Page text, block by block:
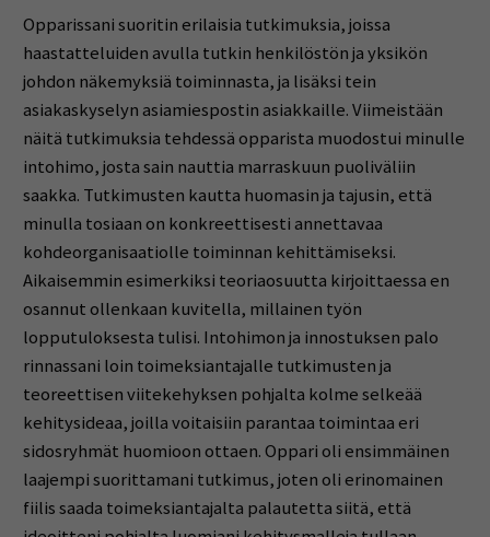
Opparissani suoritin erilaisia tutkimuksia, joissa
haastatteluiden avulla tutkin henkilöstön ja yksikön
johdon näkemyksiä toiminnasta, ja lisäksi tein
asiakaskyselyn asiamiespostin asiakkaille. Viimeistään
näitä tutkimuksia tehdessä opparista muodostui minulle
intohimo, josta sain nauttia marraskuun puoliväliin
saakka. Tutkimusten kautta huomasin ja tajusin, että
minulla tosiaan on konkreettisesti annettavaa
kohdeorganisaatiolle toiminnan kehittämiseksi.
Aikaisemmin esimerkiksi teoriaosuutta kirjoittaessa en
osannut ollenkaan kuvitella, millainen työn
lopputuloksesta tulisi. Intohimon ja innostuksen palo
rinnassani loin toimeksiantajalle tutkimusten ja
teoreettisen viitekehyksen pohjalta kolme selkeää
kehitysideaa, joilla voitaisiin parantaa toimintaa eri
sidosryhmät huomioon ottaen. Oppari oli ensimmäinen
laajempi suorittamani tutkimus, joten oli erinomainen
fiilis saada toimeksiantajalta palautetta siitä, että